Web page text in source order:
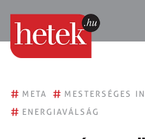
# META # MESTERSÉGES
# ENERGIAVÁLSÁG